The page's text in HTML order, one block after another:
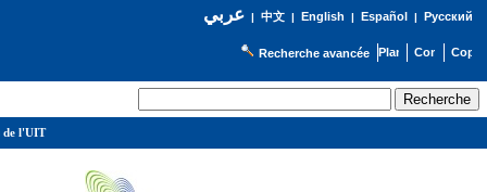
عربي| 中文| English | Español | Русский
Recherche avancée
de l'UIT